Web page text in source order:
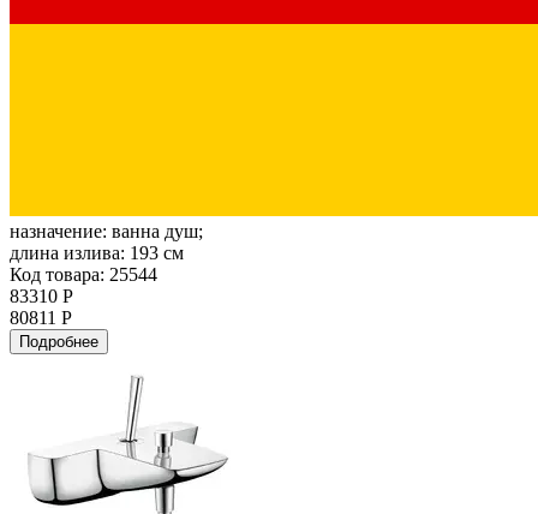
назначение: ванна душ;
длина излива: 193 см
Код товара: 25544
83310 Р
80811 Р
Подробнее